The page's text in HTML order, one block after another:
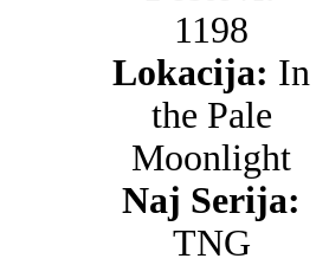
1198
Lokacija: In
the Pale
Moonlight
Naj Serija:
TNG